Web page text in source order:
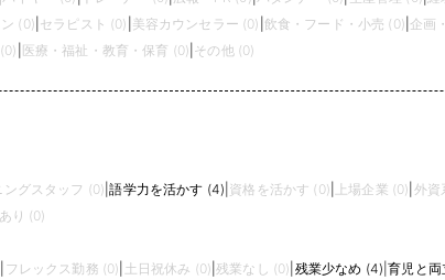
(0) セラピスト (0) 美容カウンセラー (0) 飲食・フード・小売 (0) 企画
医療・福祉・教育・保育 (0) その他 (0)
ングスタッフ (0) |語学力を活かす (4) 資格を活かす (0) 上場企業 (0) 外資
り (0)
フレックス勤務 (0) 土日祝休み (0) |残業なし (0) 残業少なめ (4) |育児と